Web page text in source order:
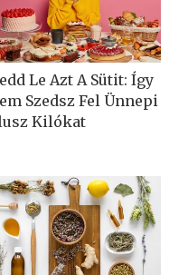
Le Azt A Sütit: Így
Szedsz Fel Ünnepi
Kilókat